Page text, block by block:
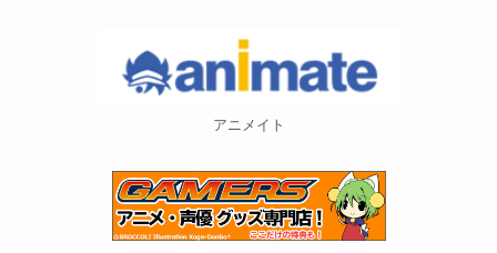
アニメイト